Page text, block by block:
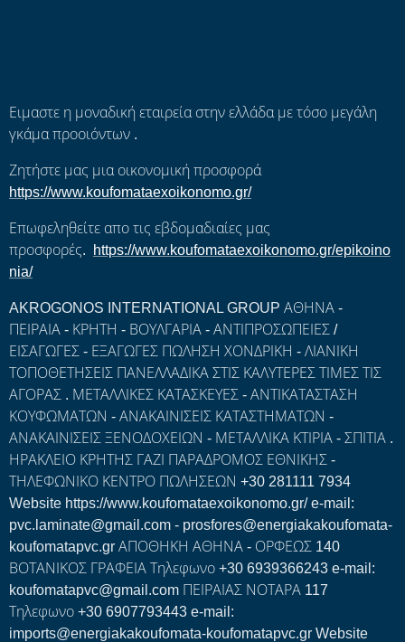
Ειμαστε η μοναδική εταιρεία στην ελλάδα με τόσο μεγάλη
γκάμα προοιόντων .
Ζητήστε μας μια οικονομική προσφορά
https://www.koufomataexoikonomo.gr/
Επωφεληθείτε απο τις εβδομαδιαίες μας
προσφορές.
https://www.koufomataexoikonomo.gr/epikoino
nia/
AKROGONOS INTERNATIONAL GROUP ΑΘΗΝΑ -
ΠΕΙΡΑΙΑ - ΚΡΗΤΗ - ΒΟΥΛΓΑΡΙΑ - ΑΝΤΙΠΡΟΣΩΠΕΙΕΣ /
ΕΙΣΑΓΩΓΕΣ - ΕΞΑΓΩΓΕΣ ΠΩΛΗΣΗ ΧΟΝΔΡΙΚΗ - ΛΙΑΝΙΚΗ
ΤΟΠΟΘΕΤΗΣΕΙΣ ΠΑΝΕΛΛΑΔΙΚΑ ΣΤΙΣ ΚΑΛΥΤΕΡΕΣ ΤΙΜΕΣ ΤΙΣ
ΑΓΟΡΑΣ . ΜΕΤΑΛΛΙΚΕΣ ΚΑΤΑΣΚΕΥΕΣ - ΑΝΤΙΚΑΤΑΣΤΑΣΗ
ΚΟΥΦΩΜΑΤΩΝ - ΑΝΑΚΑΙΝΙΣΕΙΣ ΚΑΤΑΣΤΗΜΑΤΩΝ -
ΑΝΑΚΑΙΝΙΣΕΙΣ ΞΕΝΟΔΟΧΕΙΩΝ - ΜΕΤΑΛΛΙΚΑ ΚΤΙΡΙΑ - ΣΠΙΤΙΑ .
ΗΡΑΚΛΕΙΟ ΚΡΗΤΗΣ ΓΑΖΙ ΠΑΡΑΔΡΟΜΟΣ ΕΘΝΙΚΗΣ -
ΤΗΛΕΦΩΝΙΚΟ ΚΕΝΤΡΟ ΠΩΛΗΣΕΩΝ +30 281111 7934
Website https://www.koufomataexoikonomo.gr/ e-mail:
pvc.laminate@gmail.com - prosfores@energiakakoufomata-
koufomatapvc.gr ΑΠΟΘΗΚΗ ΑΘΗΝΑ - ΟΡΦΕΩΣ 140
ΒΟΤΑΝΙΚΟΣ ΓΡΑΦΕΙΑ Τηλεφωνο +30 6939366243 e-mail:
koufomatapvc@gmail.com ΠΕΙΡΑΙΑΣ ΝΟΤΑΡΑ 117
Τηλεφωνο +30 6907793443 e-mail:
imports@energiakakoufomata-koufomatapvc.gr Website